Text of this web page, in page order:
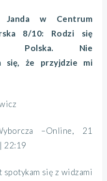
Janda w Centrum
8/10: Rodzi się
Polska. Nie
się, że przyjdzie mi
–Online, 21
22:19
spotykam się z widzami